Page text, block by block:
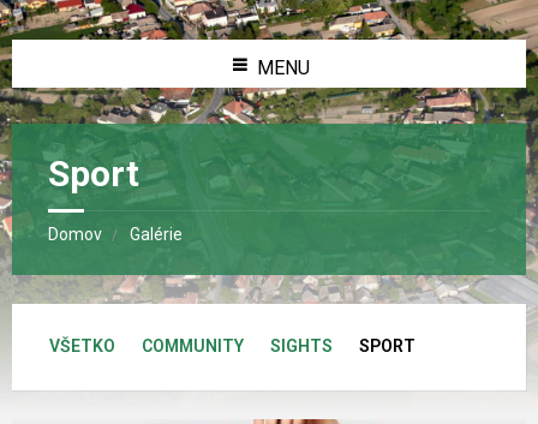
MENU
Sport
Domov Galérie
Kategórie:
VŠETKO COMMUNITY SIGHTS SPORT